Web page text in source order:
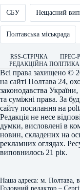
СБУ Нещасний
Полтавська міськрада
RSS-СТРІЧКА ПРЕС-
РЕДАКЦІЙНА ПОЛІТИКА
Всі права захищено ©
на сайті Полтава 24,
законодавства
та суміжні права. За
сайту посилання на
Редакція не несе
думки, висловлені в
новин, складених на
рекламних оглядах.
виповнилось 21 рік.
Наша адреса: м. Полтава,
Головний редактор –